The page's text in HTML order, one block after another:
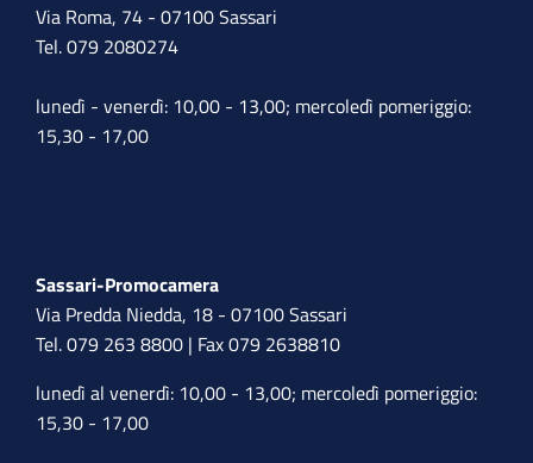
Via Roma, 74 - 07100 Sassari
Tel. 079 2080274
lunedì - venerdì: 10,00 - 13,00; mercoledì pomeriggio:
15,30 - 17,00
Sassari-Promocamera
Via Predda Niedda, 18 - 07100 Sassari
Tel. 079 263 8800 | Fax 079 2638810
lunedì al venerdì: 10,00 - 13,00; mercoledì pomeriggio:
15,30 - 17,00